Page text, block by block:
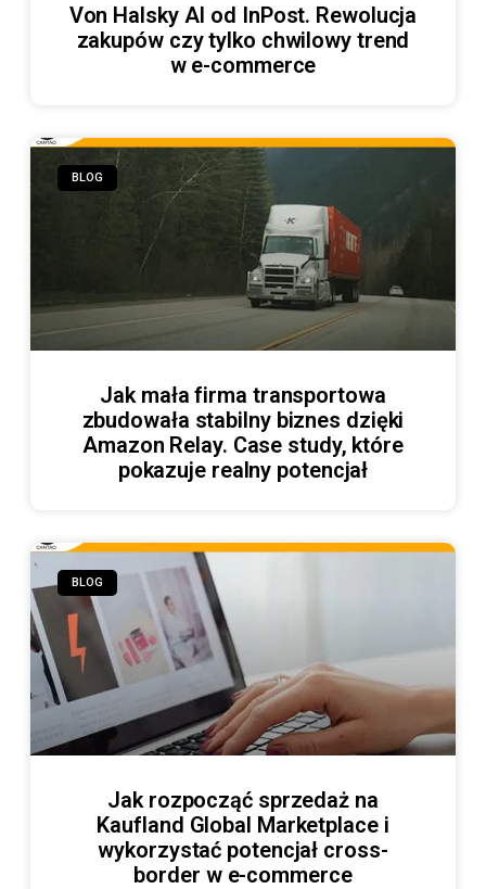
Von Halsky AI od InPost. Rewolucja
zakupów czy tylko chwilowy trend
w e-commerce
BLOG
Jak mała firma transportowa
zbudowała stabilny biznes dzięki
Amazon Relay. Case study, które
pokazuje realny potencjał
BLOG
Jak rozpocząć sprzedaż na
Kaufland Global Marketplace i
wykorzystać potencjał cross-
border w e-commerce